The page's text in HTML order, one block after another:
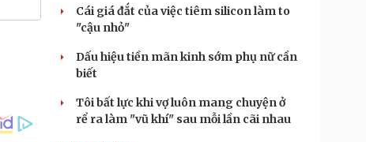
Cái giá đắt của việc tiêm silicon làm to
"cậu nhỏ"
Dấu hiệu tiền mãn kinh sớm phụ nữ cần
biết
Tôi bất lực khi vợ luôn mang chuyện ở
rể ra làm "vũ khí" sau mỗi lần cãi nhau